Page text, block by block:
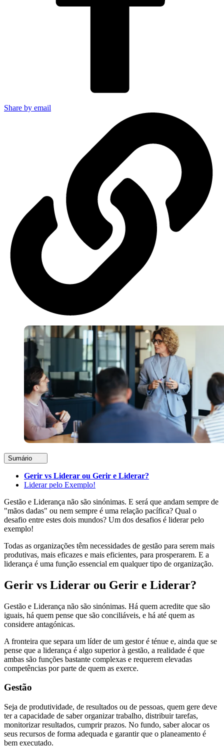
Share by email
Sumário
Gerir vs Liderar ou Gerir e Liderar?
Liderar pelo Exemplo!
Gestão e Liderança não são sinónimas. E será que andam sempre de
"mãos dadas" ou nem sempre é uma relação pacífica? Qual o
desafio entre estes dois mundos? Um dos desafios é liderar pelo
exemplo!
Todas as organizações têm necessidades de gestão para serem mais
produtivas, mais eficazes e mais eficientes, para prosperarem. E a
liderança é uma função essencial em qualquer tipo de organização.
Gerir vs Liderar ou Gerir e Liderar?
Gestão e Liderança não são sinónimas. Há quem acredite que são
iguais, há quem pense que são conciliáveis, e há até quem as
considere antagónicas.
A fronteira que separa um líder de um gestor é ténue e, ainda que se
pense que a liderança é algo superior à gestão, a realidade é que
ambas são funções bastante complexas e requerem elevadas
competências por parte de quem as exerce.
Gestão
Seja de produtividade, de resultados ou de pessoas, quem gere deve
ter a capacidade de saber organizar trabalho, distribuir tarefas,
monitorizar resultados, cumprir prazos. No fundo, saber alocar os
seus recursos de forma adequada e garantir que o planeamento é
bem executado.